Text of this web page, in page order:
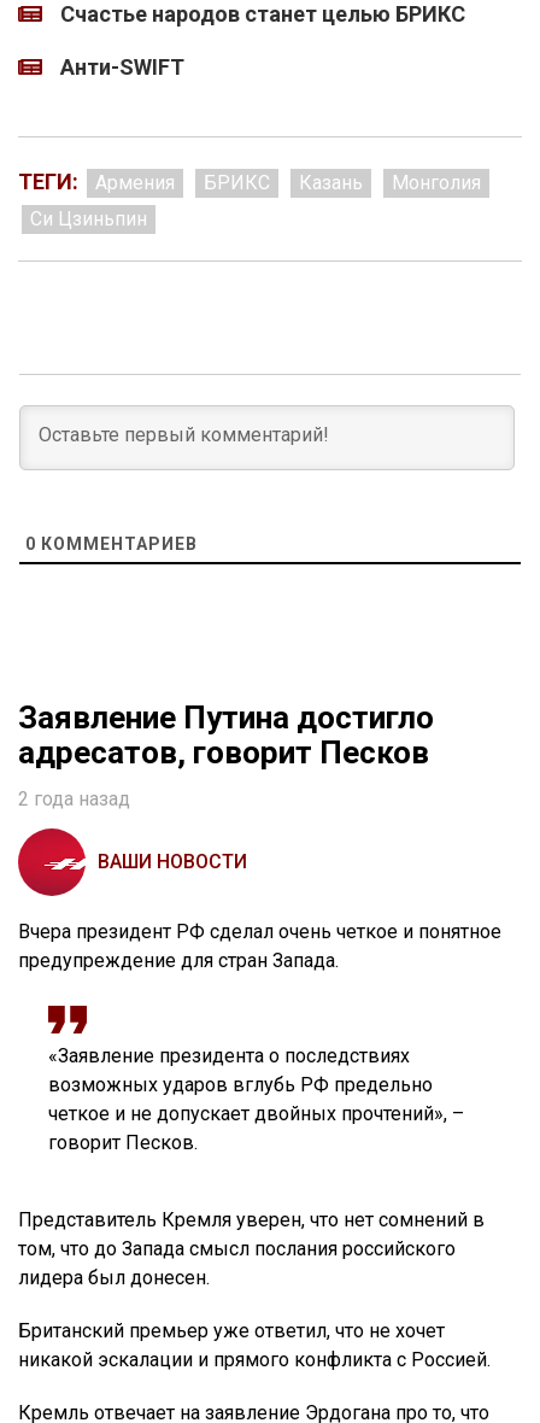
Счастье народов станет целью БРИКС
Анти-SWIFT
ТЕГИ: Армения БРИКС Казань
Монголия
Си Цзиньпин
0 КОММЕНТАРИЕВ
Заявление Путина достигло
адресатов, говорит Песков
2 года назад
ВАШИ НОВОСТИ
Вчера президент РФ сделал очень четкое и понятное
предупреждение для стран Запада.
«Заявление президента о последствиях
возможных ударов вглубь РФ предельно
четкое и не допускает двойных прочтений», –
говорит Песков.
Представитель Кремля уверен, что нет сомнений в
том, что до Запада смысл послания российского
лидера был донесен.
Британский премьер уже ответил, что не хочет
никакой эскалации и прямого конфликта с Россией.
Кремль отвечает на заявление Эрдогана про то, что